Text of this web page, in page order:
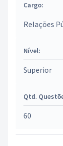
Cargo:
Relações
Nível:
Superior
Qtd.
60